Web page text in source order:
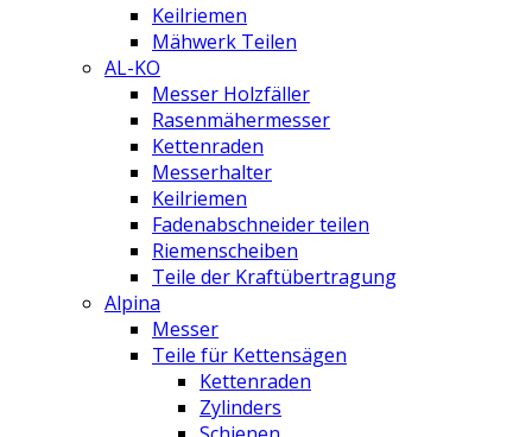
Keilriemen
Mähwerk Teilen
AL-KO
Messer Holzfäller
Rasenmähermesser
Kettenraden
Messerhalter
Keilriemen
Fadenabschneider teilen
Riemenscheiben
Teile der Kraftübertragung
Alpina
Messer
Teile für Kettensägen
Kettenraden
Zylinders